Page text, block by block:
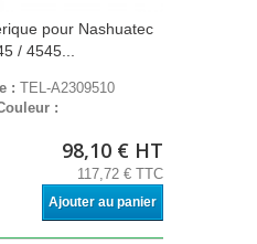
pour Nashuatec
/ 4545...
: TEL-A2309510
:
98,10 € HT
117,72 € TTC
Ajouter au panier